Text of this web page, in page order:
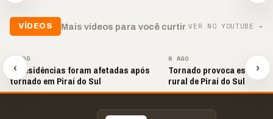
VÍDEOS Mais vídeos para você curtir VER NO YOUTUBE →
‹
9 AGO
20 residências foram afetadas após
tornado em Piraí do Sul
8 AGO
Tornado provoca
rural de Piraí do Sul
›